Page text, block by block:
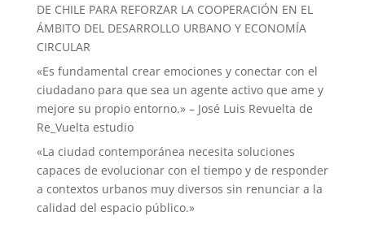
DE CHILE PARA REFORZAR LA COOPERACIÓN EN EL
ÁMBITO DEL DESARROLLO URBANO Y ECONOMÍA
CIRCULAR
«Es fundamental crear emociones y conectar con el
ciudadano para que sea un agente activo que ame y
mejore su propio entorno.» – José Luis Revuelta de
Re_Vuelta estudio
«La ciudad contemporánea necesita soluciones
capaces de evolucionar con el tiempo y de responder
a contextos urbanos muy diversos sin renunciar a la
calidad del espacio público.»